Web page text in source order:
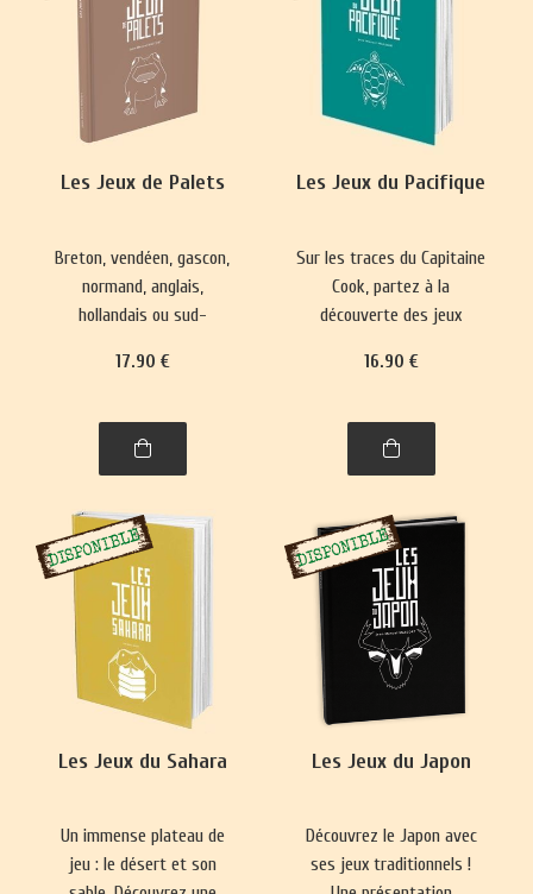
Les Jeux de Palets
Breton, vendéen, gascon,
normand, anglais,
hollandais ou sud-
se pratique presque
emmènera à la découverte
de nombre de ses
peu surprenantes.
17.90 €
Les Jeux du Pacifique
Sur les traces du Capitaine
Cook, partez à la
découverte des jeux
Nouvelle-Zélande,
de Brunei.
16.90 €
Les Jeux du Sahara
Un immense plateau de
jeu : le désert et son
Les Jeux du Japon
Découvrez le Japon avec
ses jeux traditionnels !